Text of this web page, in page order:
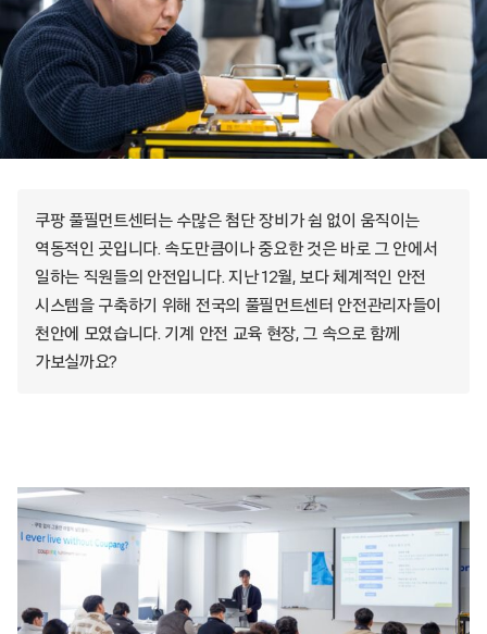
쿠팡 풀필먼트센터는 수많은 첨단 장비가 쉼 없이 움직이는
역동적인 곳입니다. 속도만큼이나 중요한 것은 바로 그 안에서
일하는 직원들의 안전입니다. 지난 12월, 보다 체계적인 안전
시스템을 구축하기 위해 전국의 풀필먼트센터 안전관리자들이
천안에 모였습니다. 기계 안전 교육 현장, 그 속으로 함께
가보실까요?